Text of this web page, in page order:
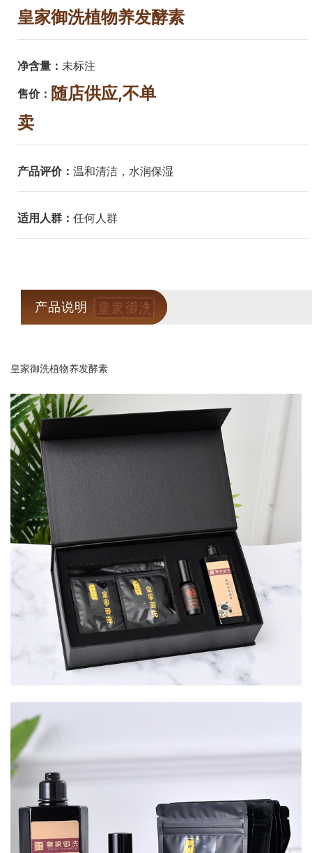
皇家御洗植物养发酵素
净含量： 未标注
售价： 随店供应,不单
卖
产品评价： 温和清洁，水润保湿
适用人群： 任何人群
产品说明
皇家御洗植物养发酵素